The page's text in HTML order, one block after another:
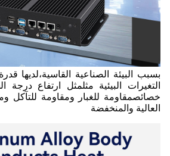
بسبب البيئة الصناعية القاسية،لديها
التغيرات البيئية مثلمثل ارتفاع درجة
خصائصمقاومة للغبار ومقاومة للتآكل
العالية والمنخفضة